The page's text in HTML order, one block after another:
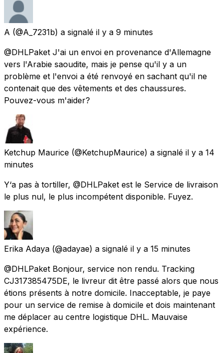
A (@A_7231b) a signalé il y a 9 minutes
@DHLPaket J'ai un envoi en provenance d'Allemagne
vers l'Arabie saoudite, mais je pense qu'il y a un
problème et l'envoi a été renvoyé en sachant qu'il ne
contenait que des vêtements et des chaussures.
Pouvez-vous m'aider?
Ketchup Maurice (@KetchupMaurice) a signalé il y a 14
minutes
Y‘a pas à tortiller, @DHLPaket est le Service de livraison
le plus nul, le plus incompétent disponible. Fuyez.
Erika Adaya (@adayae) a signalé il y a 15 minutes
@DHLPaket Bonjour, service non rendu. Tracking
CJ317385475DE, le livreur dit être passé alors que nous
étions présents à notre domicile. Inacceptable, je paye
pour un service de remise à domicile et dois maintenant
me déplacer au centre logistique DHL. Mauvaise
expérience.